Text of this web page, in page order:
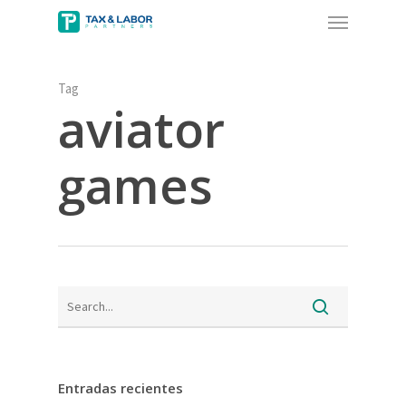
Menu
Tag
aviator
games
Entradas recientes